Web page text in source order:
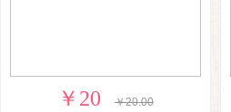
￥20
￥20.00